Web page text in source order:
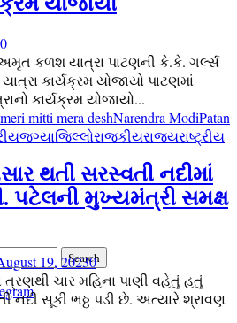
Search
0
કળશ યાત્રા પાટણની કે.કે. ગર્લ્સ
કાર્યક્રમ યોજાયો પાટણમાં
કાર્યક્રમ યોજાયો...
meri mitti mera deshNarendra ModiPatan
જગ્યાજિલ્લોરાજકીયરાજ્યરાષ્ટ્રીય
થતી સરસ્વતી નદીમાં
પટેલની મુખ્યમંત્રી સમક્ષ
19, 20230
ચાર મહિના પાણી વહેતું હતું
નદી સૂકી ભઠ્ઠ પડી છે. અત્યારે શ્રાવણ